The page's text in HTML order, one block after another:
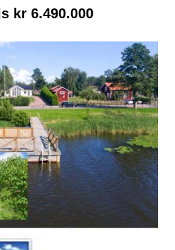
kr 6.490.000